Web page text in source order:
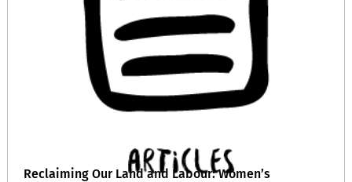
Reclaiming Our Land and Labour: Women’s